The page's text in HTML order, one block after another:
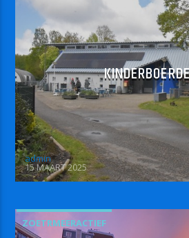
admin
15 MAART 2025
ZOETRMEERACTIEF